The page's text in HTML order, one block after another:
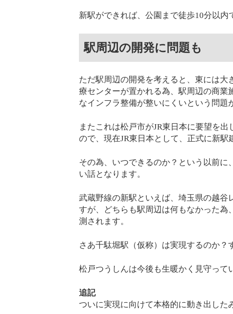
新駅ができれば、公園まで徒歩10分以内
駅周辺の開発に問題も
ただ駅周辺の開発を考えると、東には
療センターが置かれる為、駅周辺の商
なインフラ整備が整いにくいという問題
またこれは松戸市がJR東日本に要望を
ので、現在JR東日本として、正式に新駅
その為、いつできるのか？という以前
い話となります。
武蔵野線の新駅といえば、埼玉県の越谷
すが、どちらも駅周辺は何もなかった為
測されます。
さあ千駄堀駅（仮称）は実現するのか？
松戸つうしんは今後も生暖かく見守って
追記
ついに実現に向けて本格的に動き出した